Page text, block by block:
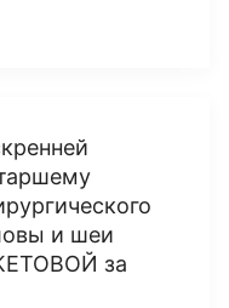
и шеи
за